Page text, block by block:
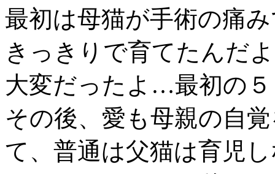
最初は母猫が手術の痛
きっきりで育てたんだ
大変だったよ…最初の
その後、愛も母親の自
て、普通は父猫は育児